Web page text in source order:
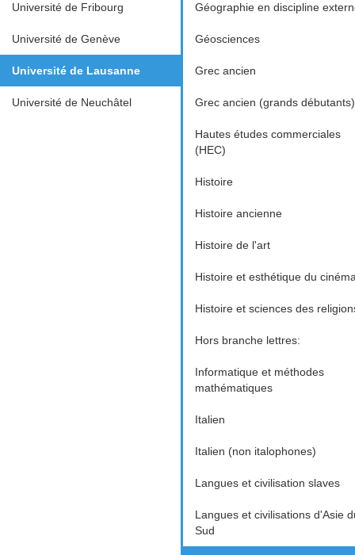
Université de Fribourg
Université de Genève
Université de Lausanne
Université de Neuchâtel
Géographie en discipline
Géosciences
Grec ancien
Grec ancien (grands débutants)
Hautes études commerciales
(HEC)
Histoire
Histoire ancienne
Histoire de l'art
Histoire et esthétique du
Histoire et sciences des
Hors branche lettres:
Informatique et méthodes
mathématiques
Italien
Italien (non italophones)
Langues et civilisation slaves
Langues et civilisations d'Asie
Sud